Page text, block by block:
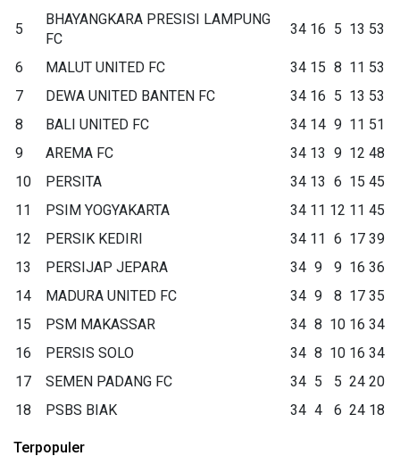
5
BHAYANGKARA PRESISI LAMPUNG
FC
34 16 5 13 53
6 MALUT UNITED FC 34 15 8 11 53
7
DEWA UNITED BANTEN FC 34 16 5 13 53
8
BALI UNITED FC 34 14 9 11 51
9
AREMA FC 34 13 9 12 48
10
PERSITA 34 13 6 15 45
11
PSIM YOGYAKARTA 34 11 12 11 45
12
PERSIK KEDIRI 34 11 6 17 39
13
PERSIJAP JEPARA 34 9 9 16 36
14
MADURA UNITED FC 34 9 8 17 35
15
PSM MAKASSAR 34 8 10 16 34
16
PERSIS SOLO 34 8 10 16 34
17
SEMEN PADANG FC 34 5 5 24 20
18
PSBS BIAK 34 4 6 24 18
Terpopuler